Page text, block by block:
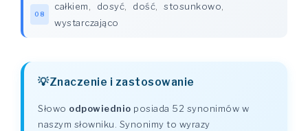
08
całkiem, dosyć, dość, stosunkowo,
wystarczająco
Znaczenie i zastosowanie
Słowo odpowiednio posiada 52 synonimów w
naszym słowniku. Synonimy to wyrazy